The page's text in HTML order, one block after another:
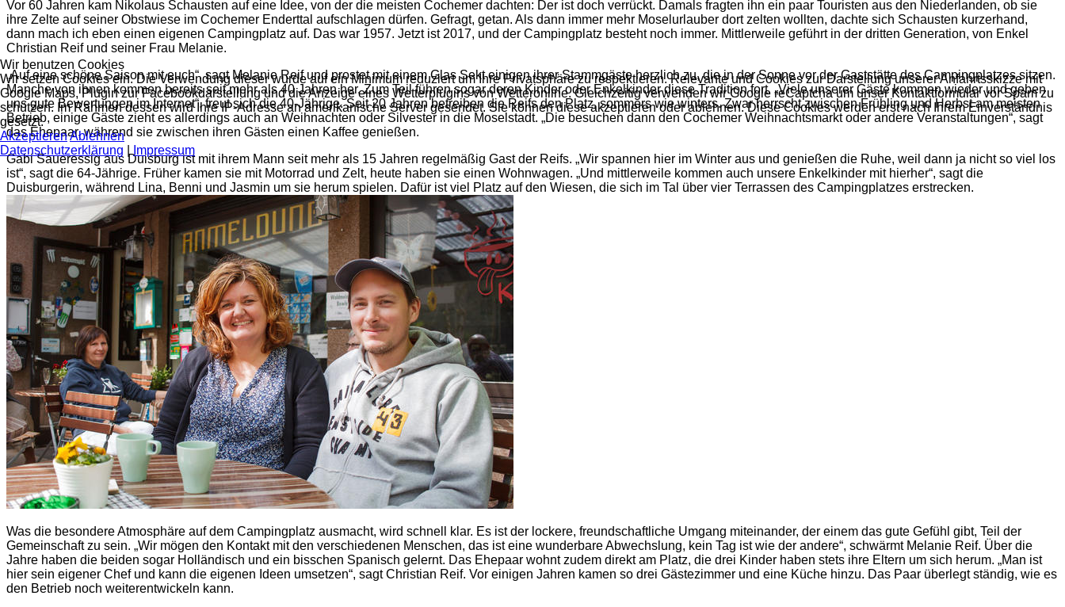
Vor 60 Jahren kam Nikolaus Schausten auf eine Idee, von der die meisten Cochemer dachten: Der ist doch verrückt. Damals fragten ihn ein paar Touristen aus den Niederlanden, ob sie
ihre Zelte auf seiner Obstwiese im Cochemer Enderttal aufschlagen dürfen. Gefragt, getan. Als dann immer mehr Moselurlauber dort zelten wollten, dachte sich Schausten kurzerhand,
dann mach ich eben einen eigenen Campingplatz auf. Das war 1957. Jetzt ist 2017, und der Campingplatz besteht noch immer. Mittlerweile geführt in der dritten Generation, von Enkel
Christian Reif und seiner Frau Melanie.
„Auf eine schöne Saison mit euch“, sagt Melanie Reif und prostet mit einem Glas Sekt einigen ihrer Stammgäste herzlich zu, die in der Sonne vor der Gaststätte des Campingplatzes sitzen.
Manche von ihnen kommen bereits seit mehr als 40 Jahren her. Zum Teil führen sogar deren Kinder oder Enkelkinder diese Tradition fort. „Viele unserer Gäste kommen wieder und geben
uns gute Bewertungen im Internet“, freut sich die 40-Jährige. Seit 20 Jahren betreiben die Reifs den Platz, sommers wie winters. Zwar herrscht zwischen Frühling und Herbst am meisten
Betrieb, einige Gäste zieht es allerdings auch an Weihnachten oder Silvester in die Moselstadt. „Die besuchen dann den Cochemer Weihnachtsmarkt oder andere Veranstaltungen“, sagt
das Ehepaar, während sie zwischen ihren Gästen einen Kaffee genießen.
Gabi Saueressig aus Duisburg ist mit ihrem Mann seit mehr als 15 Jahren regelmäßig Gast der Reifs. „Wir spannen hier im Winter aus und genießen die Ruhe, weil dann ja nicht so viel los
ist“, sagt die 64-Jährige. Früher kamen sie mit Motorrad und Zelt, heute haben sie einen Wohnwagen. „Und mittlerweile kommen auch unsere Enkelkinder mit hierher“, sagt die
Duisburgerin, während Lina, Benni und Jasmin um sie herum spielen. Dafür ist viel Platz auf den Wiesen, die sich im Tal über vier Terrassen des Campingplatzes erstrecken.
Was die besondere Atmosphäre auf dem Campingplatz ausmacht, wird schnell klar. Es ist der lockere, freundschaftliche Umgang miteinander, der einem das gute Gefühl gibt, Teil der
Gemeinschaft zu sein. „Wir mögen den Kontakt mit den verschiedenen Menschen, das ist eine wunderbare Abwechslung, kein Tag ist wie der andere“, schwärmt Melanie Reif. Über die
Jahre haben die beiden sogar Holländisch und ein bisschen Spanisch gelernt. Das Ehepaar wohnt zudem direkt am Platz, die drei Kinder haben stets ihre Eltern um sich herum. „Man ist
hier sein eigener Chef und kann die eigenen Ideen umsetzen“, sagt Christian Reif. Vor einigen Jahren kamen so drei Gästezimmer und eine Küche hinzu. Das Paar überlegt ständig, wie es
den Betrieb noch weiterentwickeln kann.
Wir benutzen Cookies
Wir setzen Cookies ein. Die Verwendung dieser wurde auf ein Minimum reduziert um Ihre Privatsphäre zu respektieren. Relevante und Cookies zur Darstellung unserer Anfahrtsskizze mit
Google Maps, Plugin zur Facebookdarstellung und die Anzeige eines Wetterplugins von Wetteronline. Gleichzeitig verwenden wir Google reCaptcha um unser Kontaktformular vor Spam zu
schützen. Im Rahmen dessen wird Ihre IP-Adresse an amerikanische Server gesendet. Sie können diese akzeptieren oder ablehnen. Diese Cookies werden erst nach Ihrem Einverständnis
gesetzt.
AkzeptierenAblehnen
Datenschutzerklärung
Impressum